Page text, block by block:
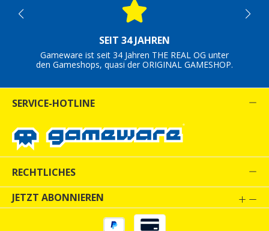
SEIT 34 JAHREN
Gameware ist seit 34 Jahren THE REAL OG unter
den Gameshops, quasi der ORIGINAL GAMESHOP.
SERVICE-HOTLINE
RECHTLICHES
JETZT ABONNIEREN